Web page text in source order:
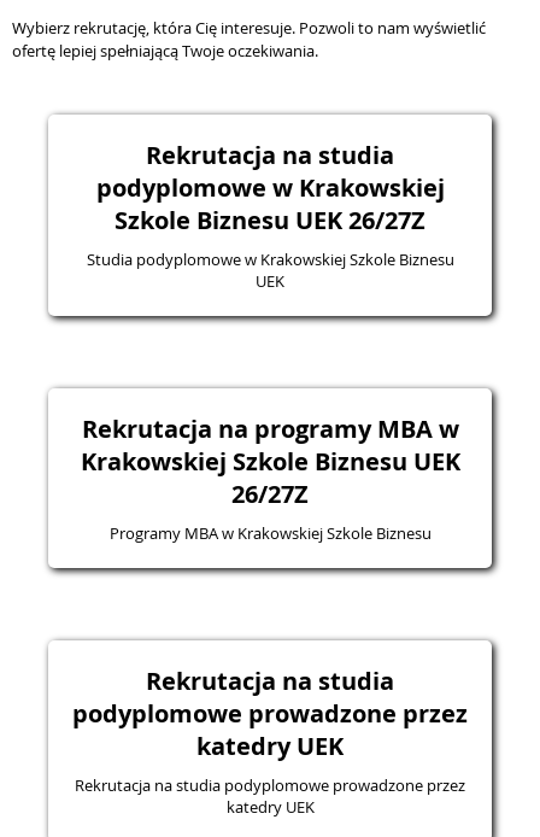
Wybierz rekrutację, która Cię interesuje. Pozwoli to nam wyświetlić
ofertę lepiej spełniającą Twoje oczekiwania.
Rekrutacja na studia
podyplomowe w Krakowskiej
Szkole Biznesu UEK 26/27Z
Studia podyplomowe w Krakowskiej Szkole Biznesu
UEK
Rekrutacja na programy MBA w
Krakowskiej Szkole Biznesu UEK
26/27Z
Programy MBA w Krakowskiej Szkole Biznesu
Rekrutacja na studia
podyplomowe prowadzone przez
katedry UEK
Rekrutacja na studia podyplomowe prowadzone przez
katedry UEK